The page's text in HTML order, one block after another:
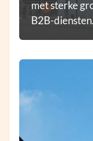
met sterke
B2B-diensten.